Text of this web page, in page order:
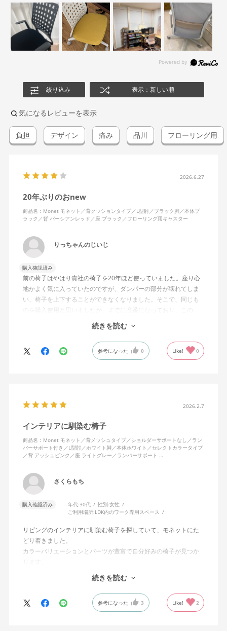
絞り込み 表示：新しい順
気になるレビューを表示
負担 デザイン 痛み 品川 フローリング用
2026.6.27
20年ぶりのおnew
商品名：Monet モネット／背クッションタイプ／L型肘／ブラック脚／本体ブ
ラック／背 パーシアンレッド／座 ブラック／フローリング用キャスター
りっちゃんのじいじ
購入確認済み
前の椅子はやはり貴社の椅子を20年ほど使っていました。座り心
地かよく気に入っていたのですが、ダンパーの部分が壊れてしま
い、椅子を上下することができなくなりました。そこで、同じも
のを購入使用と思いましたが、すでに廃番になっており、この
MonEtを購入しました。やや固めの椅子ですが、使っているうち
になじんでくるのではと思っています。フローリング床で使って
いますが、ややキャスターがよく動きすぎるのが難点でしょう
か。
続きを読む
参考になった 0 Like! 0
2026.2.7
インテリアに馴染む椅子
商品名：Monet モネット／背メッシュタイプ／ショルダーサポートなし／ラン
バーサポート付き／L型肘／ホワイト脚／本体ホワイト／セレクトカラータイプ
／背 アッシュピンク／座 ライトグレー／ランバーサポート …
さくらもち
購入確認済み 年代:30代 性別:女性
ご利用場所:LDK内のワーク専用スペース
リビングのインテリアに馴染む椅子を探していて、モネットにた
どり着きました。
カラーバリエーションとパーツが豊富で自分好みの椅子が見つか
オフィスチェアにしては比較的コンパクトで家に置くのに最適で
した、座り心地も良く大変気に入っています。
今回どうしても欲しい色の組み合わせがあったので固定肘の物を
購入しましたが、欲を言えば稼働肘バージョンもバイカラーなど
続きを読む
参考になった 3 Like! 2